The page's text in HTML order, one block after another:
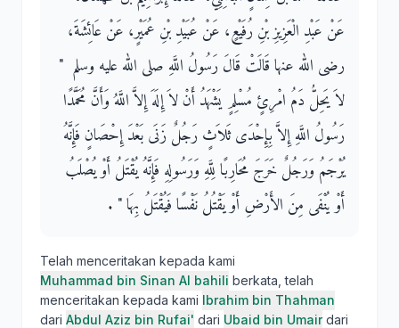
عَنْ عَبْدِ الْعَزِيزِ بْنِ رُفَيْعٍ، عَنْ عُبَيْدِ بْنِ عُمَيْرٍ، عَنْ عَائِشَةَ،
رضى الله عنها قَالَتْ قَالَ رَسُولُ اللَّهِ صلى الله عليه وسلم ‏ "‏
لاَ يَحِلُّ دَمُ امْرِئٍ مُسْلِمٍ يَشْهَدُ أَنْ لاَ إِلَهَ إِلاَّ اللَّهُ وَأَنَّ مُحَمَّدًا
رَسُولُ اللَّهِ إِلاَّ بِإِحْدَى ثَلاَثٍ رَجُلٌ زَنَى بَعْدَ إِحْصَانٍ فَإِنَّهُ
يُرْجَمُ وَرَجُلٌ خَرَجَ مُحَارِبًا لِلَّهِ وَرَسُولِهِ فَإِنَّهُ يُقْتَلُ أَوْ يُصْلَبُ
أَوْ يُنْفَى مِنَ الأَرْضِ أَوْ يَقْتُلُ نَفْسًا فَيُقْتَلُ بِهَا ‏"‏ ‏.‏
Telah menceritakan kepada kami
Muhammad bin Sinan Al bahili berkata, telah
menceritakan kepada kami Ibrahim bin Thahman
dari Abdul Aziz bin Rufai' dari Ubaid bin Umairdari